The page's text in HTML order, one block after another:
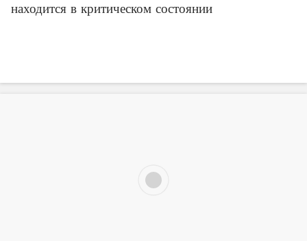
находится в критическом состоянии